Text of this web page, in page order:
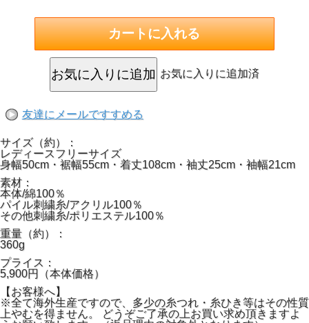
お気に入りに追加済
友達にメールですすめる
サイズ（約）：
レディースフリーサイズ
身幅50cm・裾幅55cm・着丈108cm・袖丈25cm・袖幅21cm
素材：
本体/綿100％
パイル刺繍糸/アクリル100％
その他刺繍糸/ポリエステル100％
重量（約）：
360g
プライス：
5,900円（本体価格）
【お客様へ】
※全て海外生産ですので、多少の糸つれ・糸ひき等はその性質
上やむを得ません。 どうぞご了承の上お買い求め頂きますよ